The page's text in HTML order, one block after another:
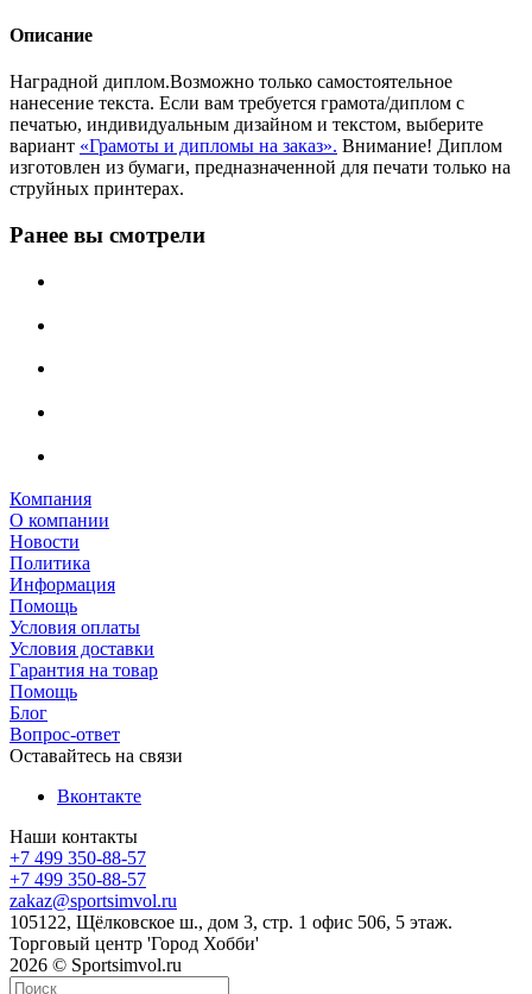
Описание
Наградной диплом.Возможно только самостоятельное
нанесение текста. Если вам требуется грамота/диплом с
печатью, индивидуальным дизайном и текстом, выберите
вариант «Грамоты и дипломы на заказ». Внимание! Диплом
изготовлен из бумаги, предназначенной для печати только на
струйных принтерах.
Ранее вы смотрели
Компания
О компании
Новости
Политика
Информация
Помощь
Условия оплаты
Условия доставки
Гарантия на товар
Помощь
Блог
Вопрос-ответ
Оставайтесь на связи
Вконтакте
Наши контакты
+7 499 350-88-57
+7 499 350-88-57
zakaz@sportsimvol.ru
105122, Щёлковское ш., дом 3, стр. 1 офис 506, 5 этаж.
Торговый центр 'Город Хобби'
2026 © Sportsimvol.ru